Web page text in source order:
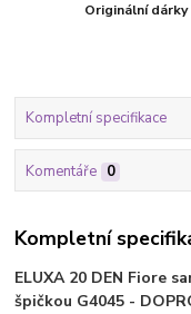
Originální
Kompletní specifikace
Komentáře 0
Kompletní
ELUXA 20 DEN Fiore
špičkou G4045 -